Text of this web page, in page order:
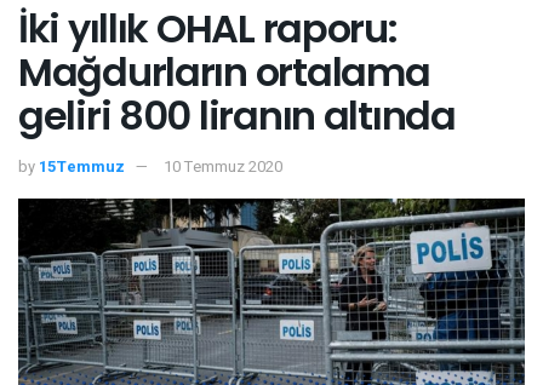
İki yıllık OHAL raporu:
Mağdurların ortalama
geliri 800 liranın altında
by 15Temmuz 10 Temmuz 2020